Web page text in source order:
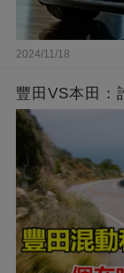
2024/11/18
豐田VS本田：